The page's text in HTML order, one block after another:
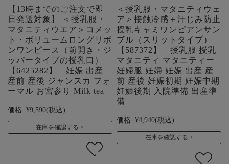
【13時までのご注文で即
日発送対象】 ＜授乳服・
マタニティウエア＞コメッ
ト・ボリュームロングリボ
ンワンピース（前開き・ジ
ッパータイプの授乳口）
【6425282】 妊娠 出産
産前 産後 ジャンスカ フォ
ーマル お宮参り Milk tea
価格: ¥9,590(税込)
在庫を確認する
＜授乳服・マタニティウェ
ア＞接触冷感＋汗じみ防止
授乳キャミワンピアンサン
ブル（スリットタイプ）
【587372】 授乳服 授乳
マタニティ マタニティー
妊婦服 妊婦 妊娠 出産 産
前 産後 妊娠初期 妊娠中期
妊娠後期 入院準備 出産準
備
価格: ¥4,940(税込)
在庫を確認する